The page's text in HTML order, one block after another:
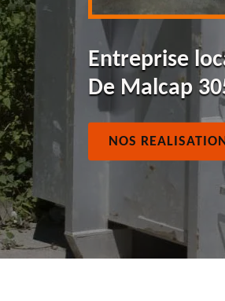
Entreprise
De Malcap
NOS